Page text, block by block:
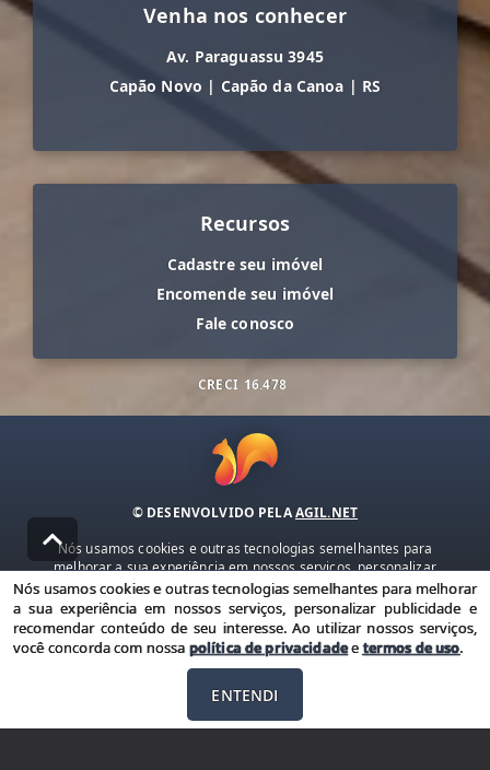
Venha nos conhecer
Av. Paraguassu 3945
Capão Novo | Capão da Canoa | RS
Recursos
Cadastre seu imóvel
Encomende seu imóvel
Fale conosco
CRECI 16.478
© DESENVOLVIDO PELAAGIL.NET
Nós usamos cookies e outras tecnologias semelhantes para
melhorar a sua experiência em nossos serviços, personalizar
publicidade e recomendar conteúdo de seu interesse. Ao utilizar
nossos serviços, você concorda com nossa política de privacidade e
termos de uso.
Política de Privacidade Termos de uso
Nós usamos cookies e outras tecnologias semelhantes para melhorar
a sua experiência em nossos serviços, personalizar publicidade e
recomendar conteúdo de seu interesse. Ao utilizar nossos serviços,
você concorda com nossa política de privacidadeetermos de uso.
ENTENDI